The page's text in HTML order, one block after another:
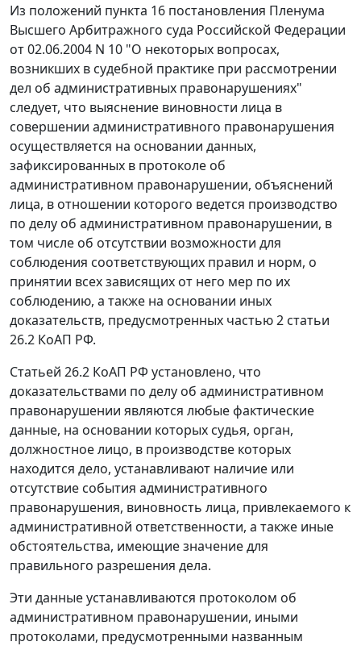
Из положений пункта 16 постановления Пленума
Высшего Арбитражного суда Российской Федерации
от 02.06.2004 N 10 "О некоторых вопросах,
возникших в судебной практике при рассмотрении
дел об административных правонарушениях"
следует, что выяснение виновности лица в
совершении административного правонарушения
осуществляется на основании данных,
зафиксированных в протоколе об
административном правонарушении, объяснений
лица, в отношении которого ведется производство
по делу об административном правонарушении, в
том числе об отсутствии возможности для
соблюдения соответствующих правил и норм, о
принятии всех зависящих от него мер по их
соблюдению, а также на основании иных
доказательств, предусмотренных частью 2 статьи
26.2 КоАП РФ.
Статьей 26.2 КоАП РФ установлено, что
доказательствами по делу об административном
правонарушении являются любые фактические
данные, на основании которых судья, орган,
должностное лицо, в производстве которых
находится дело, устанавливают наличие или
отсутствие события административного
правонарушения, виновность лица, привлекаемого к
административной ответственности, а также иные
обстоятельства, имеющие значение для
правильного разрешения дела.
Эти данные устанавливаются протоколом об
административном правонарушении, иными
протоколами, предусмотренными названным